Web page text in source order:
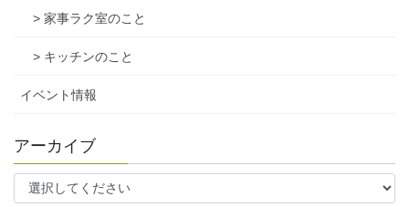
> 家事ラク室のこと
> キッチンのこと
イベント情報
アーカイブ